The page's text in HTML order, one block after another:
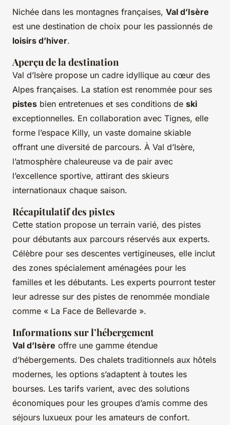
Nichée dans les montagnes françaises, Val d’Isère
est une destination de choix pour les passionnés de
loisirs d’hiver.
Aperçu de la destination
Val d’Isère propose un cadre idyllique au cœur des
Alpes françaises. La station est renommée pour ses
pistes bien entretenues et ses conditions de ski
exceptionnelles. En collaboration avec Tignes, elle
forme l’espace Killy, un vaste domaine skiable
offrant une diversité de parcours. À Val d’Isère,
l’atmosphère chaleureuse va de pair avec
l’excellence sportive, attirant des skieurs
internationaux chaque saison.
Récapitulatif des pistes
Cette station propose un terrain varié, des pistes
pour débutants aux parcours réservés aux experts.
Célèbre pour ses descentes vertigineuses, elle inclut
des zones spécialement aménagées pour les
familles et les débutants. Les experts pourront tester
leur adresse sur des pistes de renommée mondiale
comme « La Face de Bellevarde ».
Informations sur l’hébergement
Val d’Isère offre une gamme étendue
d’hébergements. Des chalets traditionnels aux hôtels
modernes, les options s’adaptent à toutes les
bourses. Les tarifs varient, avec des solutions
économiques pour les groupes d’amis comme des
séjours luxueux pour les amateurs de confort.